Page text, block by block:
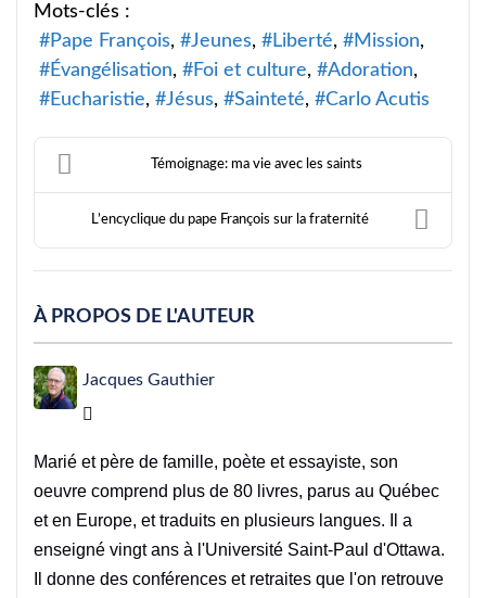
Mots-clés :
Pape François
Jeunes Liberté
Mission
Évangélisation
Foi et culture
Adoration
Eucharistie
Jésus Sainteté Carlo Acutis
Témoignage: ma vie avec les saints
L’encyclique du pape François sur la fraternité
À PROPOS DE L'AUTEUR
Jacques Gauthier
Marié et père de famille, poète et essayiste, son
oeuvre comprend plus de 80 livres, parus au Québec
et en Europe, et traduits en plusieurs langues. Il a
enseigné vingt ans à l'Université Saint-Paul d'Ottawa.
Il donne des conférences et retraites que l'on retrouve